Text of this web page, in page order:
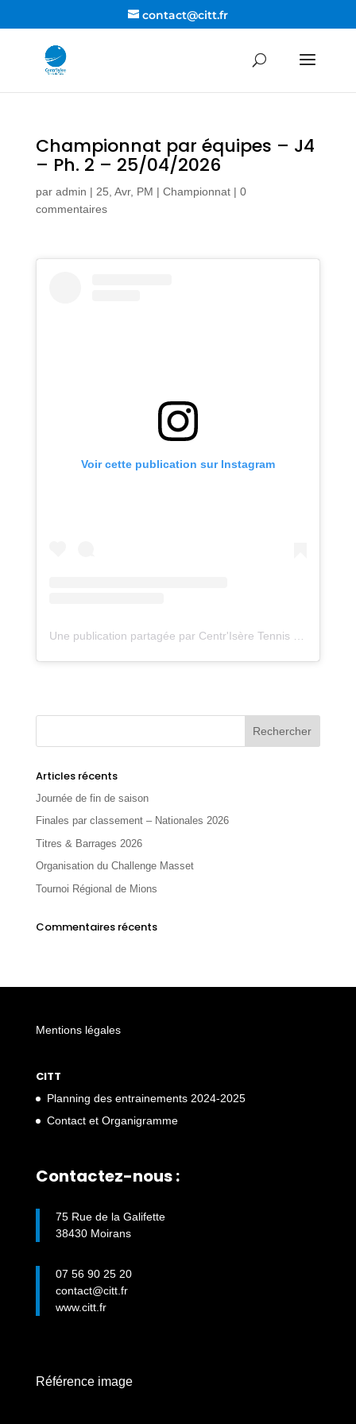
contact@citt.fr
Championnat par équipes – J4
– Ph. 2 – 25/04/2026
par admin | 25, Avr, PM | Championnat| 0
commentaires
Voir cette publication sur Instagram
Articles récents
Journée de fin de saison
Finales par classement – Nationales 2026
Titres & Barrages 2026
Organisation du Challenge Masset
Tournoi Régional de Mions
Commentaires récents
Mentions légales
CITT
Planning des entrainements 2024-2025
Contact et Organigramme
Contactez-nous :
75 Rue de la Galifette
38430 Moirans
07 56 90 25 20
contact@citt.fr
www.citt.fr
Référence image